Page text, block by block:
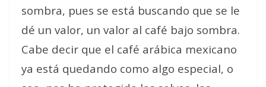
sombra, pues se está buscando que se le
dé un valor, un valor al café bajo sombra.
Cabe decir que el café arábica mexicano
ya está quedando como algo especial, o